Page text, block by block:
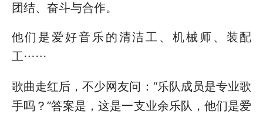
团结、奋斗与合作。
他们是爱好音乐的清洁工、机械师、装配
工……
歌曲走红后，不少网友问：“乐队成员是专业歌
手吗？”答案是，这是一支业余乐队，他们是爱